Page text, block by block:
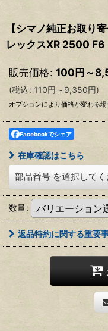
【シマノ純正お取り
レックスXR 2500
販売価格: 100円～
(税込: 110円 ～9,350円)
オプションにより価格が変わる場
Facebookでシェア
在庫確認はこちら
部品番号 を選択して
数量:
返品特約に関する重要